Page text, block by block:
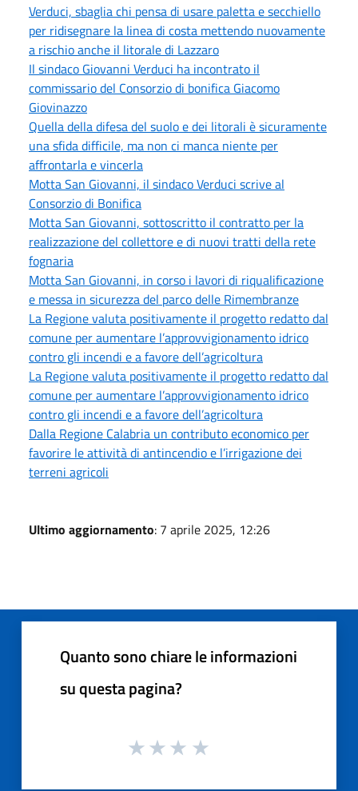
Verduci, sbaglia chi pensa di usare paletta e secchiello
per ridisegnare la linea di costa mettendo nuovamente
a rischio anche il litorale di Lazzaro
Il sindaco Giovanni Verduci ha incontrato il
commissario del Consorzio di bonifica Giacomo
Giovinazzo
Quella della difesa del suolo e dei litorali è sicuramente
una sfida difficile, ma non ci manca niente per
affrontarla e vincerla
Motta San Giovanni, il sindaco Verduci scrive al
Consorzio di Bonifica
Motta San Giovanni, sottoscritto il contratto per la
realizzazione del collettore e di nuovi tratti della rete
fognaria
Motta San Giovanni, in corso i lavori di riqualificazione
e messa in sicurezza del parco delle Rimembranze
La Regione valuta positivamente il progetto redatto dal
comune per aumentare l’approvvigionamento idrico
contro gli incendi e a favore dell’agricoltura
La Regione valuta positivamente il progetto redatto dal
comune per aumentare l’approvvigionamento idrico
contro gli incendi e a favore dell’agricoltura
Dalla Regione Calabria un contributo economico per
favorire le attività di antincendio e l’irrigazione dei
terreni agricoli
Ultimo aggiornamento: 7 aprile 2025, 12:26
Quanto sono chiare le informazioni
su questa pagina?